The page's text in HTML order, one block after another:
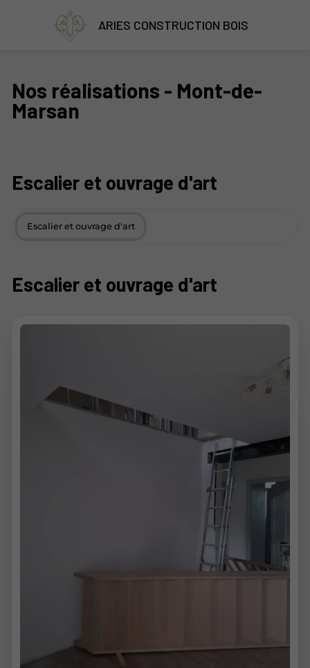
ARIES CONSTRUCTION BOIS
Nos réalisations - Mont-de-
Marsan
Escalier et ouvrage d'art
Escalier et ouvrage d'art
Escalier et ouvrage d'art